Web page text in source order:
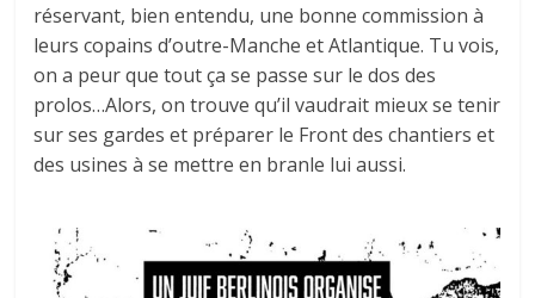
réservant, bien entendu, une bonne commission à
leurs copains d’outre-Manche et Atlantique. Tu vois,
on a peur que tout ça se passe sur le dos des
prolos…Alors, on trouve qu’il vaudrait mieux se tenir
sur ses gardes et préparer le Front des chantiers et
des usines à se mettre en branle lui aussi.